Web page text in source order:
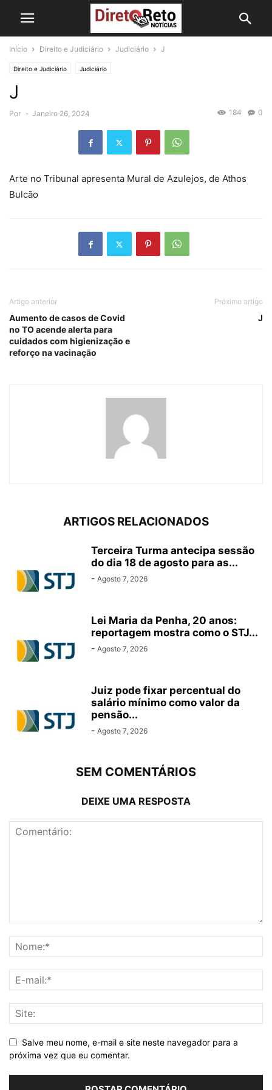
Início Direito e Judiciário Judiciário J
Direito e Judiciário Judiciário
J
Por - Janeiro 26, 2024 0
184
Arte no Tribunal apresenta Mural de Azulejos, de Athos
Bulcão
Artigo anterior
Aumento de casos de Covid
no TO acende alerta para
cuidados com higienização e
reforço na vacinação
Próximo artigo
J
ARTIGOS RELACIONADOS
Terceira Turma antecipa sessão
do dia 18 de agosto para as...
- Agosto 7, 2026
Lei Maria da Penha, 20 anos:
reportagem mostra como o STJ...
- Agosto 7, 2026
Juiz pode fixar percentual do
salário mínimo como valor da
pensão...
- Agosto 7, 2026
SEM COMENTÁRIOS
DEIXE UMA RESPOSTA
Salve meu nome, e-mail e site neste navegador para a
próxima vez que eu comentar.